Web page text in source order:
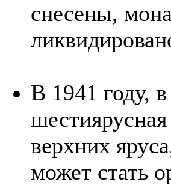
снесены,
В 1941 году,
верхних
может стать